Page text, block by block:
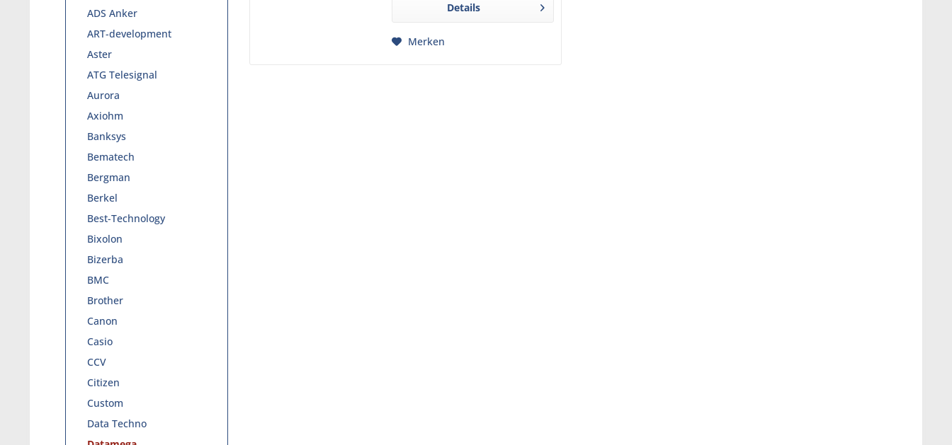
ADS Anker
ART-development
Aster
ATG Telesignal
Aurora
Axiohm
Banksys
Bematech
Bergman
Berkel
Best-Technology
Bixolon
Bizerba
BMC
Brother
Canon
Casio
CCV
Citizen
Custom
Data Techno
Details
Merken